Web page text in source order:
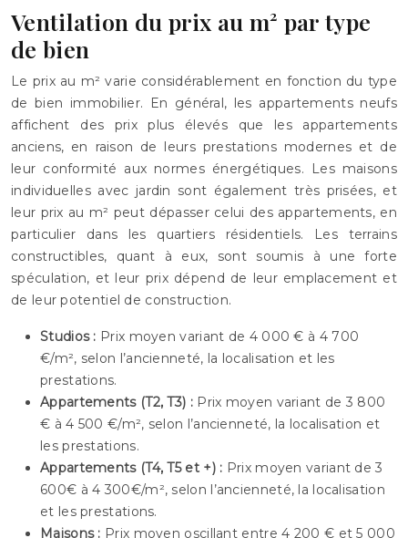
Ventilation du prix au m² par type
de bien
Le prix au m² varie considérablement en fonction du type
de bien immobilier. En général, les appartements neufs
affichent des prix plus élevés que les appartements
anciens, en raison de leurs prestations modernes et de
leur conformité aux normes énergétiques. Les maisons
individuelles avec jardin sont également très prisées, et
leur prix au m² peut dépasser celui des appartements, en
particulier dans les quartiers résidentiels. Les terrains
constructibles, quant à eux, sont soumis à une forte
spéculation, et leur prix dépend de leur emplacement et
de leur potentiel de construction.
Studios : Prix moyen variant de 4 000 € à 4 700
€/m², selon l’ancienneté, la localisation et les
prestations.
Appartements (T2, T3) : Prix moyen variant de 3 800
€ à 4 500 €/m², selon l’ancienneté, la localisation et
les prestations.
Appartements (T4, T5 et +) : Prix moyen variant de 3
600€ à 4 300€/m², selon l’ancienneté, la localisation
et les prestations.
Maisons : Prix moyen oscillant entre 4 200 € et 5 000